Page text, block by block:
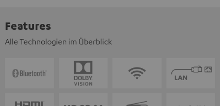
Features
Alle Technologien im Überblick